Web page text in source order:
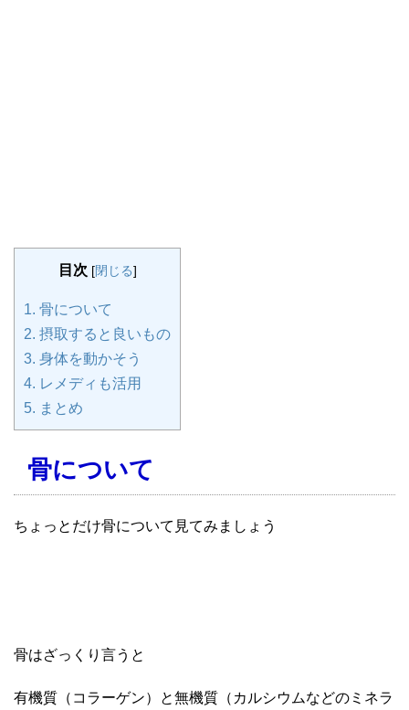
目次 [閉じる]
1. 骨について
2. 摂取すると良いもの
3. 身体を動かそう
4. レメディも活用
5. まとめ
骨について
ちょっとだけ骨について見てみましょう
骨はざっくり言うと
有機質（コラーゲン）と無機質（カルシウムなどのミネラ